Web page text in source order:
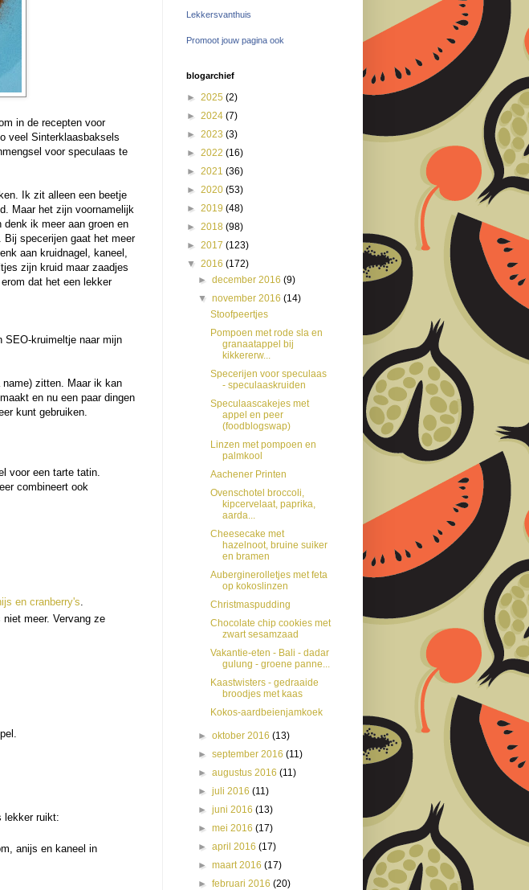
in de recepten voor
veel Sinterklaasbaksels
voor speculaas te
Ik zit alleen een beetje
Maar het zijn voornamelijk
ik meer aan groen en
Bij specerijen gaat het meer
aan kruidnagel, kaneel,
zijn kruid maar zaadjes
dat het een lekker
SEO-kruimeltje naar mijn
name) zitten. Maar ik kan
en nu een paar dingen
kunt gebruiken.
voor een tarte tatin.
combineert ook
en cranberry's.
meer. Vervang ze
lekker ruikt:
anijs en kaneel in
Lekkersvanthuis
Promoot jouw pagina ook
blogarchief
► 2025 (2)
► 2024 (7)
► 2023 (3)
► 2022 (16)
► 2021 (36)
► 2020 (53)
► 2019 (48)
► 2018 (98)
► 2017 (123)
▼ 2016 (172)
►december 2016(9)
▼november 2016(14)
Stoofpeertjes
Pompoen met rode sla en
granaatappel bij
kikkererw...
Specerijen voor speculaas
- speculaaskruiden
Speculaascakejes met
appel en peer
(foodblogswap)
Linzen met pompoen en
palmkool
Aachener Printen
Ovenschotel broccoli,
kipcervelaat, paprika,
aarda...
Cheesecake met
hazelnoot, bruine suiker
en bramen
Auberginerolletjes met feta
op kokoslinzen
Christmaspudding
Chocolate chip cookies met
zwart sesamzaad
Vakantie-eten - Bali - dadar
gulung - groene panne...
Kaastwisters - gedraaide
broodjes met kaas
Kokos-aardbeienjamkoek
►oktober 2016(13)
►september 2016(11)
►augustus 2016(11)
►juli 2016(11)
►juni 2016(13)
►mei 2016(17)
►april 2016(17)
►maart 2016(17)
►februari 2016(20)